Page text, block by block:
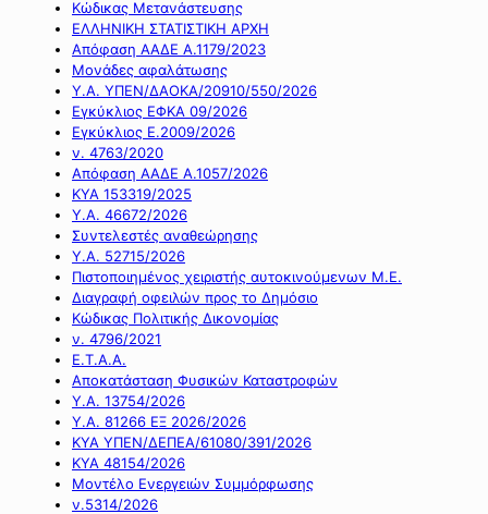
Κώδικας Μετανάστευσης
ΕΛΛΗΝΙΚΗ ΣΤΑΤΙΣΤΙΚΗ ΑΡΧΗ
Απόφαση ΑΑΔΕ Α.1179/2023
Μονάδες αφαλάτωσης
Υ.Α. ΥΠΕΝ/ΔΑΟΚΑ/20910/550/2026
Εγκύκλιος ΕΦΚΑ 09/2026
Εγκύκλιος Ε.2009/2026
ν. 4763/2020
Απόφαση ΑΑΔΕ Α.1057/2026
ΚΥΑ 153319/2025
Υ.Α. 46672/2026
Συντελεστές αναθεώρησης
Υ.Α. 52715/2026
Πιστοποιημένος χειριστής αυτοκινούμενων Μ.Ε.
Διαγραφή οφειλών προς το Δημόσιο
Κώδικας Πολιτικής Δικονομίας
ν. 4796/2021
Ε.Τ.Α.Α.
Αποκατάσταση Φυσικών Καταστροφών
Υ.Α. 13754/2026
Υ.Α. 81266 ΕΞ 2026/2026
ΚΥΑ ΥΠΕΝ/ΔΕΠΕΑ/61080/391/2026
ΚΥΑ 48154/2026
Μοντέλο Ενεργειών Συμμόρφωσης
ν.5314/2026